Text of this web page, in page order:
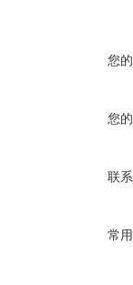
您
您
联
常